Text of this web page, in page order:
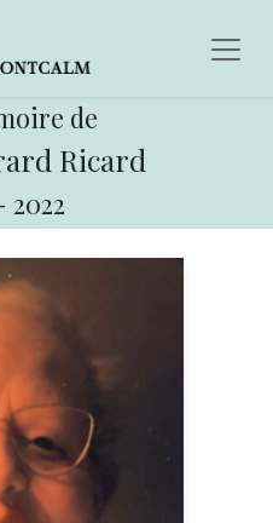
de
Ricard
2022